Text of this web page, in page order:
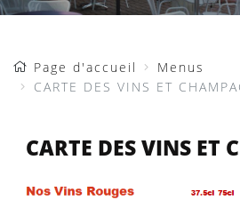
Page d'accueil
Menus
CARTE DES VINS ET
CARTE DES VINS ET